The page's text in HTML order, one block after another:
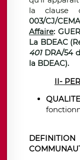
la clause
003/CJ/
Affaire:
La BDEAC
401 DRA/54
la BDEAC).
II-